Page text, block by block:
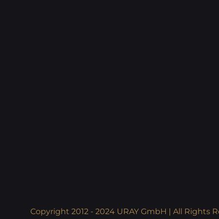
Copyright 2012 - 2024 URAY GmbH | All Rights